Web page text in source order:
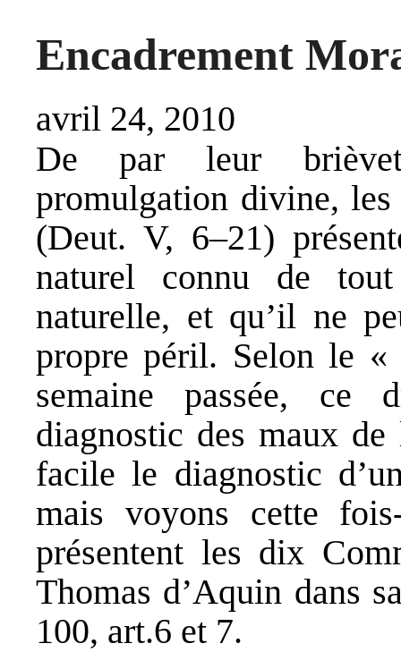
Encadrement
avril 24, 2010
De par leur
promulgation divine,
(Deut. V, 6–21)
naturel connu de
naturelle, et qu’il ne
propre péril. Selon le
semaine passée,
diagnostic des maux
facile le diagnostic
mais voyons cette
présentent les dix
Thomas d’Aquin dans
100, art.6 et 7.